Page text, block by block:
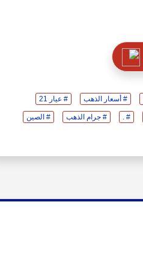
# أسعار الذهب # عيار 21
# . # جرام الذهب # الصين